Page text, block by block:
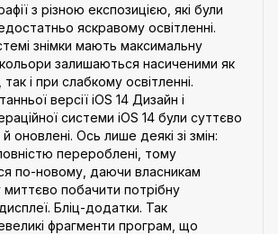
з різною експозицією, які були
яскравому освітленні.
знімки мають максимальну
залишаються насиченими як
і при слабкому освітленні.
версії iOS 14 Дизайн і
системи iOS 14 були суттєво
оновлені. Ось лише деякі зі змін:
перероблені, тому
по-новому, даючи власникам
миттєво побачити потрібну
Бліц-додатки. Так
фрагменти програм, що